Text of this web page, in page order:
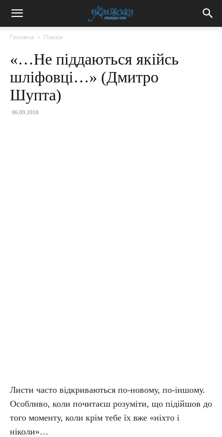
Головна Поезія
«…Не піддаються якійсь
шліфовці…» (Дмитро
Шупта)
06.09.2018
Листи часто відкриваються по-новому, по-іншому.
Особливо, коли почитаєш розуміти, що підійшов до
того моменту, коли крім тебе їх вже «ніхто і
ніколи»…